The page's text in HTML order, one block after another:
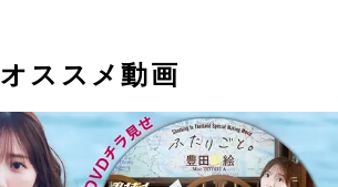
オススメ動画